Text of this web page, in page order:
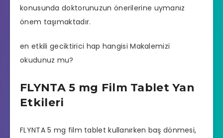
konusunda doktorunuzun önerilerine uymanız
önem taşımaktadır.
en etkili geciktirici hap hangisi Makalemizi
okudunuz mu?
FLYNTA 5 mg Film Tablet Yan
Etkileri
FLYNTA 5 mg film tablet kullanırken baş dönmesi,